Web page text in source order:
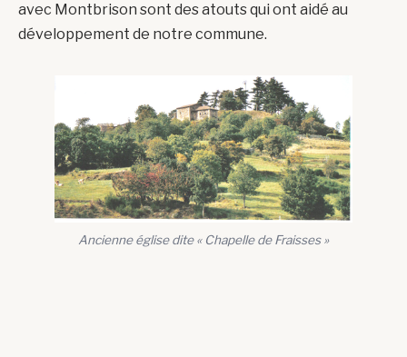
avec Montbrison sont des atouts qui ont aidé au
développement de notre commune.
Ancienne église dite « Chapelle de Fraisses »